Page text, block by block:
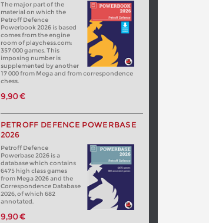
The major part of the
material on which the
Petroff Defence
Powerbook 2026 is based
comes from the engine
room of playchess.com:
357 000 games. This
imposing number is
supplemented by another
17 000 from Mega and from correspondence
chess.
9,90 €
PETROFF DEFENCE POWERBASE
2026
Petroff Defence
Powerbase 2026 is a
database which contains
6475 high class games
from Mega 2026 and the
Correspondence Database
2026, of which 682
annotated.
9,90 €